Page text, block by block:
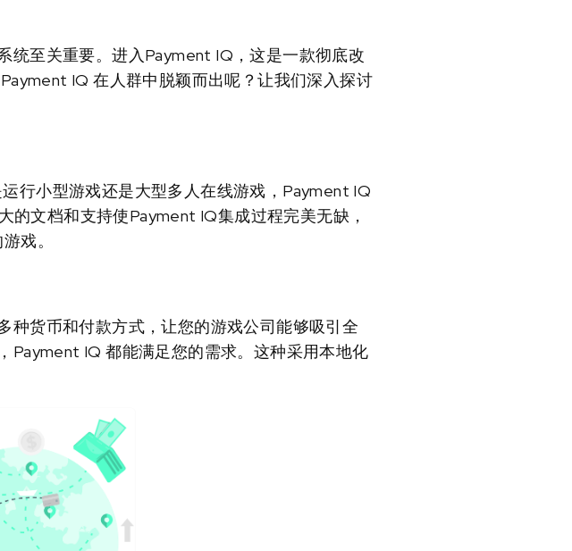
统至关重要。进入Payment IQ，这是一款彻底改
IQ 在人群中脱颖而出呢？让我们深入探讨
行小型游戏还是大型多人在线游戏，Payment IQ
的文档和支持使Payment IQ集成过程完美无缺，
戏。
货币和付款方式，让您的游戏公司能够吸引全
Payment IQ 都能满足您的需求。这种采用本地化